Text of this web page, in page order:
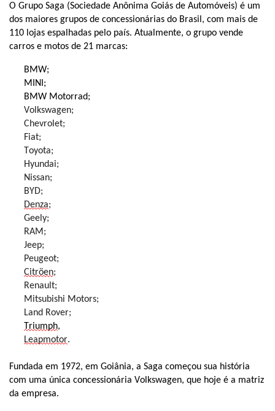
O Grupo Saga (Sociedade Anônima Goiás de Automóveis) é um
dos maiores grupos de concessionárias do Brasil, com mais de
110 lojas espalhadas pelo país. Atualmente, o grupo vende
carros e motos de 21 marcas:
BMW;
MINI ;
BMW Motorrad;
Volkswagen;
Chevrolet;
Fiat;
Toyota;
Hyundai;
Nissan;
BYD;
Denza;
Geely;
RAM;
Jeep;
Peugeot;
Citröen;
Renault;
Mitsubishi Motors;
Land Rover;
Triumph,
Leapmotor.
Fundada em 1972, em Goiânia, a Saga começou sua história
com uma única concessionária Volkswagen, que hoje é a matriz
da empresa.